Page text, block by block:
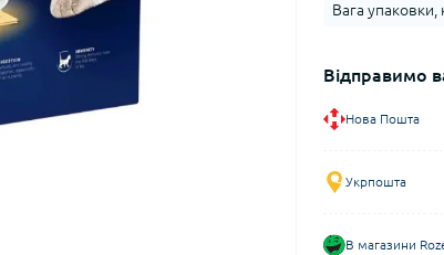
Вага упаковки,
Відправимо
Нова Пошта
Укрпошта
В магазини